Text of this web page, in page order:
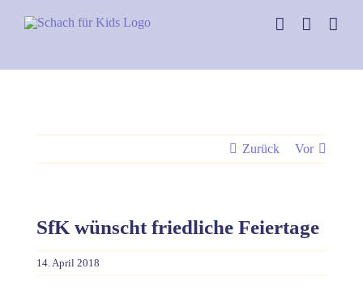
Zurück Vor
SfK wünscht friedliche Feiertage
14. April 2018